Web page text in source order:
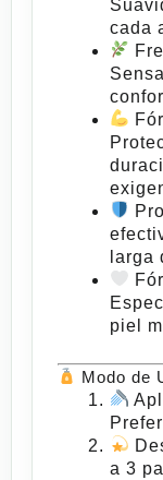
cada
larga
piel
Modo de
a 3